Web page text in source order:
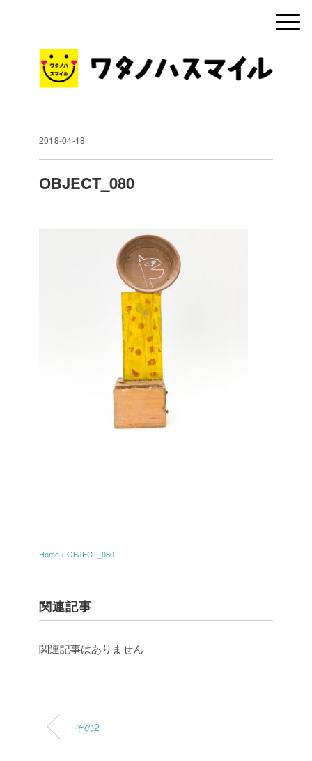
2018-04-18
OBJECT_080
Home › OBJECT_080
関連記事
関連記事はありません
その2